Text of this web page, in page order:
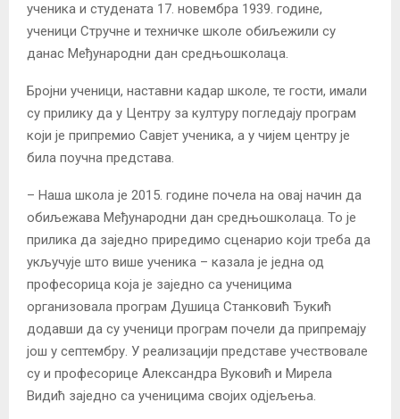
ученика и студената 17. новембра 1939. године,
ученици Стручне и техничке школе обиљежили су
данас Међународни дан средњошколаца.
Бројни ученици, наставни кадар школе, те гости, имали
су прилику да у Центру за културу погледају програм
који је припремио Савјет ученика, а у чијем центру је
била поучна представа.
– Наша школа је 2015. године почела на овај начин да
обиљежава Међународни дан средњошколаца. То је
прилика да заједно приредимо сценарио који треба да
укључује што више ученика – казала је једна од
професорица која је заједно са ученицима
организовала програм Душица Станковић Ђукић
додавши да су ученици програм почели да припремају
још у септембру. У реализацији представе учествовале
су и професорице Александра Вуковић и Мирела
Видић заједно са ученицима својих одјељења.